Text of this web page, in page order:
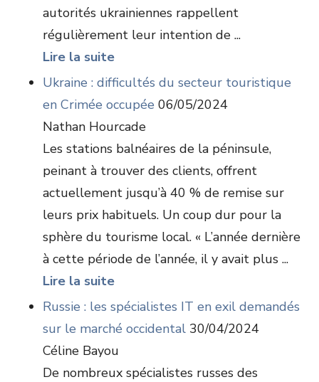
autorités ukrainiennes rappellent
régulièrement leur intention de ...
Lire la suite
Ukraine : difficultés du secteur touristique
en Crimée occupée 06/05/2024
Nathan Hourcade
Les stations balnéaires de la péninsule,
peinant à trouver des clients, offrent
actuellement jusqu’à 40 % de remise sur
leurs prix habituels. Un coup dur pour la
sphère du tourisme local. « L’année dernière
à cette période de l’année, il y avait plus ...
Lire la suite
Russie : les spécialistes IT en exil demandés
sur le marché occidental 30/04/2024
Céline Bayou
De nombreux spécialistes russes des